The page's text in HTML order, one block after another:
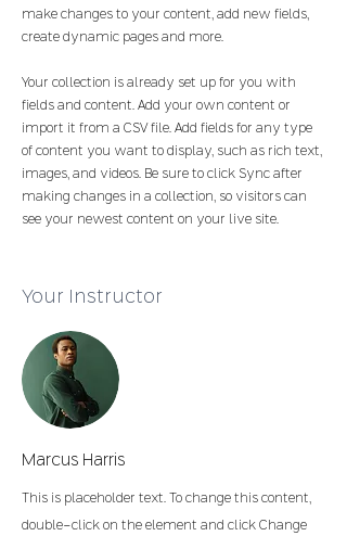
make changes to your content, add new fields,
create dynamic pages and more.
Your collection is already set up for you with
fields and content. Add your own content or
import it from a CSV file. Add fields for any type
of content you want to display, such as rich text,
images, and videos. Be sure to click Sync after
making changes in a collection, so visitors can
see your newest content on your live site.
Your Instructor
Marcus Harris
This is placeholder text. To change this content,
double-click on the element and click Change